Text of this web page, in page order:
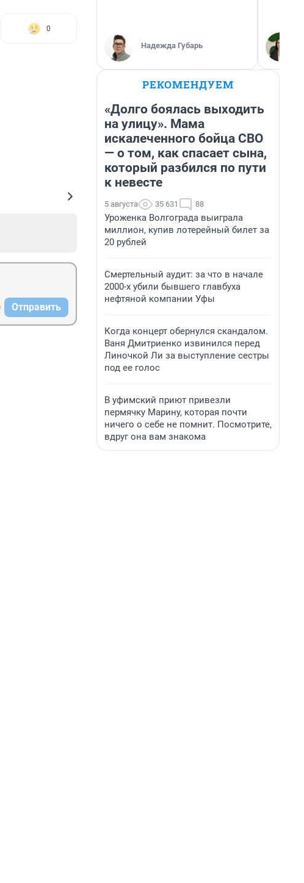
0
Отправить
Надежда Губарь
РЕКОМЕНДУЕМ
«Долго боялась выходить
на улицу». Мама
искалеченного бойца СВО
— о том, как спасает сына,
который разбился по пути
к невесте
5 августа 35 631 88
Уроженка Волгограда выиграла
миллион, купив лотерейный билет за
20 рублей
Смертельный аудит: за что в начале
2000-х убили бывшего главбуха
нефтяной компании Уфы
Когда концерт обернулся скандалом.
Ваня Дмитриенко извинился перед
Линочкой Ли за выступление сестры
под ее голос
В уфимский приют привезли
пермячку Марину, которая почти
ничего о себе не помнит. Посмотрите,
вдруг она вам знакома